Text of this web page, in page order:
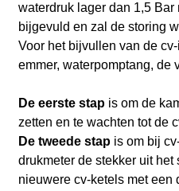
waterdruk lager dan 1,5
bijgevuld en zal de storing
Voor het bijvullen van de
emmer, waterpomptang, de
De eerste stapis om de
zetten en te wachten tot de
De tweede stapis om bij
drukmeter de stekker uit
nieuwere cv-ketels met een